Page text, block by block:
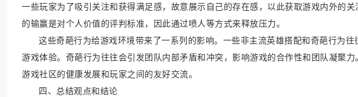
一些玩家为了吸引关注和获得满足感，故意展示自己的存在感，以此获取游戏内外的
的输赢是对个人价值的评判标准，因此通过喷人等方式来释放压力。
这些奇葩行为给游戏环境带来了一系列的影响。一些非主流英雄搭配和奇葩行为
游戏体验。奇葩行为往往会引发团队内部矛盾和冲突，影响游戏的合作性和团队凝聚
游戏社区的健康发展和玩家之间的友好交流。
四、总结观点和结论